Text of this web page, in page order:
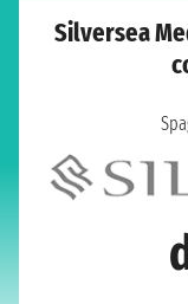
Silversea